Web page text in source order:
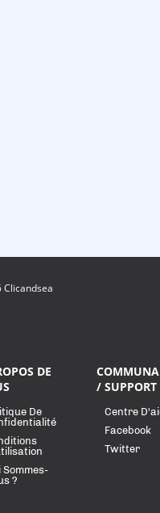
DE
De
Sommes-
?
/ SUPPORT
Centre
Facebook
Twitter